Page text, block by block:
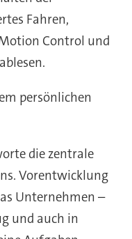
Fahren,
Control und
persönlichen
die zentrale
Vorentwicklung
Unternehmen –
und auch in